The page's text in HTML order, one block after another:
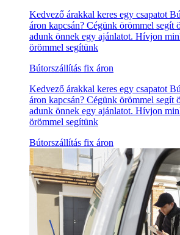
Kedvező árakkal keres egy csapatot
áron kapcsán? Cégünk örömmel segít
adunk önnek egy ajánlatot. Hívjon
örömmel segítünk
Bútorszállítás fix áron
Kedvező árakkal keres egy csapatot
áron kapcsán? Cégünk örömmel segít
adunk önnek egy ajánlatot. Hívjon
örömmel segítünk
Bútorszállítás fix áron